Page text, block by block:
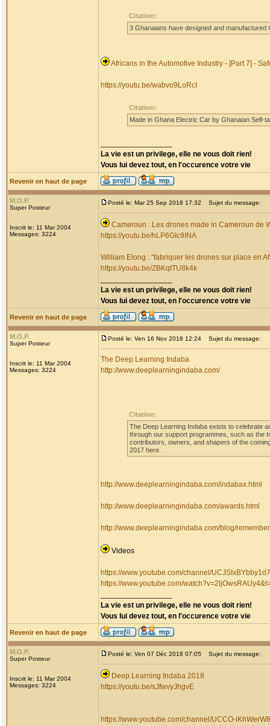
Citation:
3 Ghanaians have designed and
Africans in the Automotive Industry - [Part 7] -
https://youtu.be/wabvo9LoRcI
Citation:
Made in Ghana Electric Car by Ghanaian Self-
La vie est un privilege, elle ne vous doit rien!
Vous lui devez tout, en l'occurence votre vie
Revenir en haut de page
M.O.P.
Super Posteur
Inscrit le: 11 Mar 2004
Messages: 3224
Posté le: Mar 25 Sep 2018 17:32 Sujet du message:
Cameroun : Les drones made in Cameroun de
https://youtu.be/hLP6GIc9INA
William Elong : "fabriquer les drones sur place en
https://youtu.be/ZBKqtTU8k4k
La vie est un privilege, elle ne vous doit rien!
Vous lui devez tout, en l'occurence votre vie
Revenir en haut de page
M.O.P.
Super Posteur
Inscrit le: 11 Mar 2004
Messages: 3224
Posté le: Ven 16 Nov 2018 12:24 Sujet du message:
The Deep Learning Indaba
http://www.deeplearningindaba.com/
Citation:
The Deep Learning Indaba exists to celebrate
through our support programmes, such as the
contributors, owners, and shapers of the
2017 here.
http://www.deeplearningindaba.com/indabax.html
http://www.deeplearningindaba.com/awards.html
http://www.deeplearningindaba.com/blog/
Videos
https://www.youtube.com/channel/
https://www.youtube.com/
La vie est un privilege, elle ne vous doit rien!
Vous lui devez tout, en l'occurence votre vie
Revenir en haut de page
M.O.P.
Super Posteur
Inscrit le: 11 Mar 2004
Messages: 3224
Posté le: Ven 07 Déc 2018 07:05 Sujet du message:
Deep Learning Indaba 2018
https://youtu.be/sJfwvyJhgvE
https://www.youtube.com/channel/UCCO-